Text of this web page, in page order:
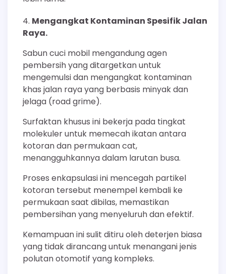
Mengangkat Kontaminan Spesifik Jalan
Raya.
Sabun cuci mobil mengandung agen
pembersih yang ditargetkan untuk
mengemulsi dan mengangkat kontaminan
khas jalan raya yang berbasis minyak dan
jelaga (road grime).
Surfaktan khusus ini bekerja pada tingkat
molekuler untuk memecah ikatan antara
kotoran dan permukaan cat,
menangguhkannya dalam larutan busa.
Proses enkapsulasi ini mencegah partikel
kotoran tersebut menempel kembali ke
permukaan saat dibilas, memastikan
pembersihan yang menyeluruh dan efektif.
Kemampuan ini sulit ditiru oleh deterjen biasa
yang tidak dirancang untuk menangani jenis
polutan otomotif yang kompleks.